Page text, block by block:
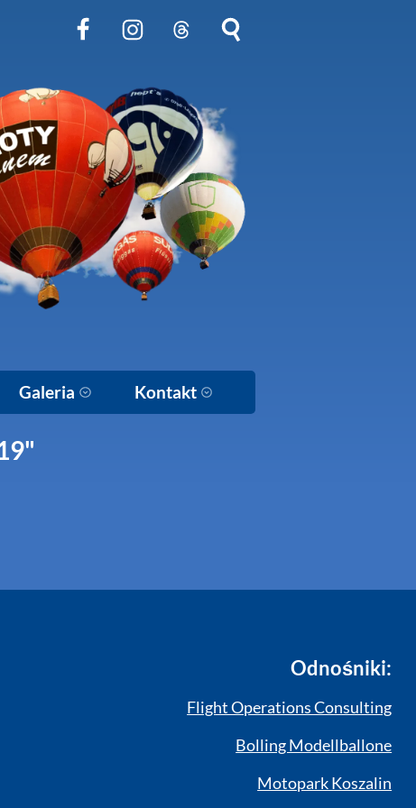
Galeria Kontakt
Odnośniki:
Flight Operations Consulting
Bolling Modellballone
Motopark Koszalin